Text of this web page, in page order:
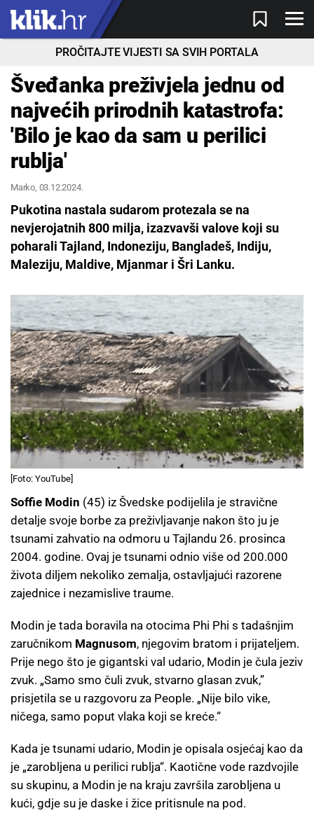
PROČITAJTE VIJESTI SA SVIH PORTALA
Šveđanka preživjela jednu od
najvećih prirodnih katastrofa:
'Bilo je kao da sam u perilici
rublja'
Marko, 03.12.2024.
Pukotina nastala sudarom protezala se na
nevjerojatnih 800 milja, izazvavši valove koji su
poharali Tajland, Indoneziju, Bangladeš, Indiju,
Maleziju, Maldive, Mjanmar i Šri Lanku.
[Foto: YouTube]
Soffie Modin (45) iz Švedske podijelila je stravične
detalje svoje borbe za preživljavanje nakon što ju je
tsunami zahvatio na odmoru u Tajlandu 26. prosinca
2004. godine. Ovaj je tsunami odnio više od 200.000
života diljem nekoliko zemalja, ostavljajući razorene
zajednice i nezamislive traume.
Modin je tada boravila na otocima Phi Phi s tadašnjim
zaručnikom Magnusom, njegovim bratom i prijateljem.
Prije nego što je gigantski val udario, Modin je čula jeziv
zvuk. „Samo smo čuli zvuk, stvarno glasan zvuk,”
prisjetila se u razgovoru za People. „Nije bilo vike,
ničega, samo poput vlaka koji se kreće.“
Kada je tsunami udario, Modin je opisala osjećaj kao da
je „zarobljena u perilici rublja“. Kaotične vode razdvojile
su skupinu, a Modin je na kraju završila zarobljena u
kući, gdje su je daske i žice pritisnule na pod.